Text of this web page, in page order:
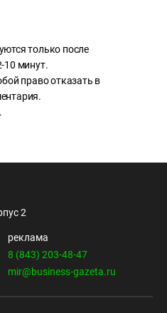
только после
10 минут.
право отказать в
.
2
реклама
8 (843) 203-48-47
mir@business-gazeta.ru